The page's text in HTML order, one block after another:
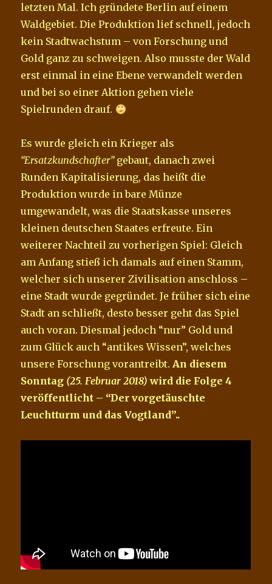
letzten Mal. Ich gründete Berlin auf einem
Waldgebiet. Die Produktion lief schnell, jedoch
kein Stadtwachstum – von Forschung und
Gold ganz zu schweigen. Also musste der Wald
erst einmal in eine Ebene verwandelt werden
und bei so einer Aktion gehen viele
Spielrunden drauf.
Es wurde gleich ein Krieger als
“Ersatzkundschafter”gebaut, danach zwei
Runden Kapitalisierung, das heißt die
Produktion wurde in bare Münze
umgewandelt, was die Staatskasse unseres
kleinen deutschen Staates erfreute. Ein
weiterer Nachteil zu vorherigen Spiel: Gleich
am Anfang stieß ich damals auf einen Stamm,
welcher sich unserer Zivilisation anschloss –
eine Stadt wurde gegründet. Je früher sich eine
Stadt an schließt, desto besser geht das Spiel
auch voran. Diesmal jedoch “nur” Gold und
zum Glück auch “antikes Wissen”, welches
unsere Forschung vorantreibt.An diesem
Sonntag (25. Februar 2018) wird die Folge 4
veröffentlicht – “Der vorgetäuschte
Leuchtturm und das Vogtland”..